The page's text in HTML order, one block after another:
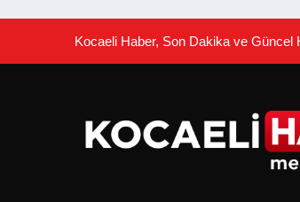
Kocaeli Haber, Son Dakika ve Güncel